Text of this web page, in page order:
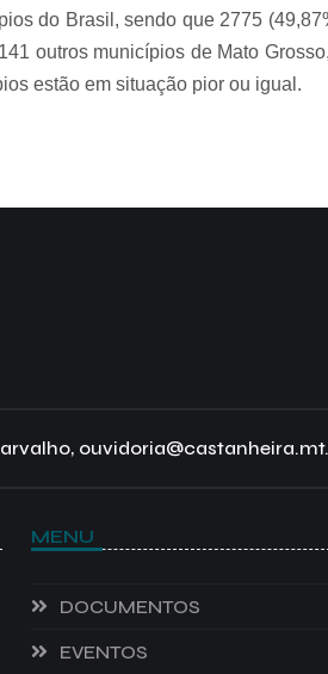
do Brasil, sendo que 2775
outros municípios de Mato
estão em situação pior ou igual.
MENU
DOCUMENTOS
EVENTOS